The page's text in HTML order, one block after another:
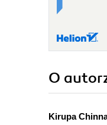
O
Kirupa